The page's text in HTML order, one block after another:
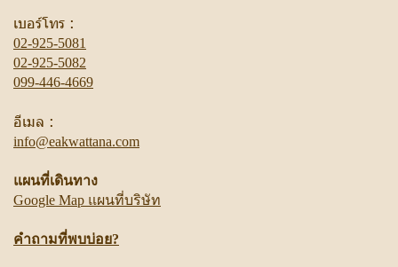
เบอร์โทร :
02-925-5081
02-925-5082
099-446-4669
อีเมล :
info@eakwattana.com
แผนที่เดินทาง
Google Map แผนที่บริษัท
คำถามที่พบบ่อย?